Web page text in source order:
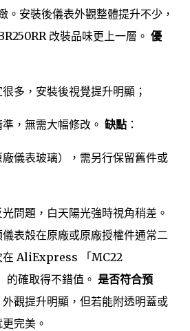
。安裝後儀表外觀整體提升不少，
改裝品味更上一層。 優
多，安裝後視覺提升明顯；
，無需大幅修改。 缺點 ：
儀表玻璃），需另行保留舊件或
問題，白天陽光強時視角稍差。
儀表殼在原廠或原廠授權件通常二
在 AliExpress 「MC22
的確取得不錯值。 是否符合預
外觀提升明顯，但若能附透明蓋或
完美。